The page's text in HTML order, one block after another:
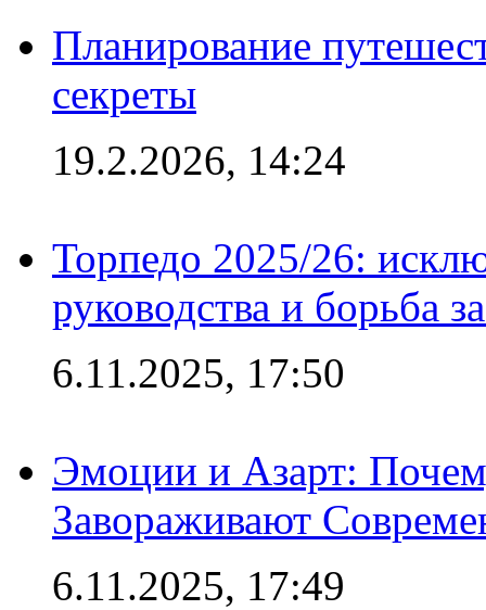
Планирование
секреты
19.2.2026, 14:24
Торпедо 2025/26:
руководства и борьба
6.11.2025, 17:50
Эмоции и Азарт:
Завораживают
6.11.2025, 17:49